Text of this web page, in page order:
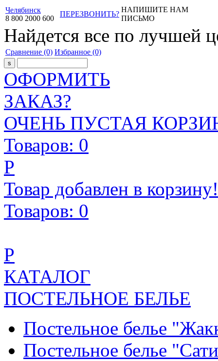
Челябинск
8 800 2000 600
ПЕРЕЗВОНИТЬ?
НАПИШИТЕ НАМ
ПИСЬМО
Найдется все по лучшей
Сравнение (0) Избранное (0)
ОФОРМИТЬ
ЗАКАЗ?
ОЧЕНЬ ПУСТАЯ
Товаров: 0
Р
Товар добавлен в корзину!
Товаров: 0
Р
КАТАЛОГ
ПОСТЕЛЬНОЕ БЕЛЬЕ
Постельное белье
Постельное белье